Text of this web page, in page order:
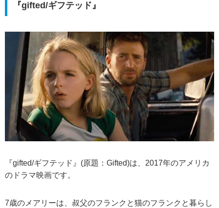
『gifted/ギフテッド』
『gifted/ギフテッド』(原題：Gifted)は、2017年のアメリカ
のドラマ映画です。
7歳のメアリーは、叔父のフランクと猫のフランクと暮らし